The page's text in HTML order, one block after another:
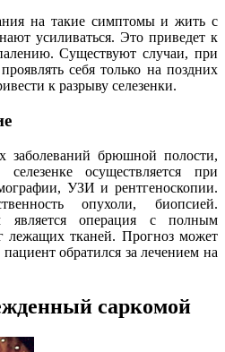
на такие симптомы и жить с
усиливаться. Это приведет к
Существуют случаи, при
себя только на поздних
к разрыву селезенки.
брюшной полости,
осуществляется при
УЗИ и рентгеноскопии.
опухоли, биопсией.
является операция с полным
лежащих тканей. Прогноз может
обратился за лечением на
саркомой